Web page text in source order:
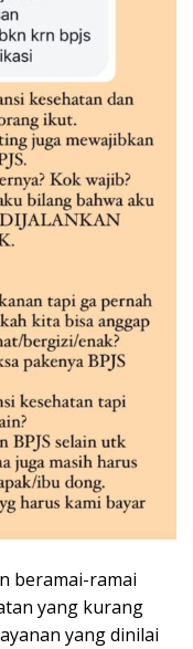
beramai-ramai
yang kurang
yang dinilai